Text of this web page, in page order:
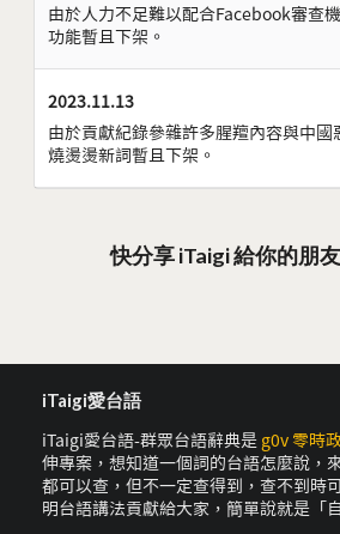
由於人力不足難以配合Facebook審查
功能暫且下架。
2023.11.13
由於貢獻紀錄參雜許多腥羶內容與中國
燒燙燙新詞暫且下架。
快分享 iTaigi 給你的朋
iTaigi愛台語
iTaigi愛台語-群眾台語辭典是 g0v 零時
伸專案，想知道一個詞的台語怎麼說，
都可以查，但不一定查得到，查不到時
明台語講法貢獻給大家，簡單說就是「